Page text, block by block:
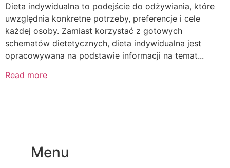
Dieta indywidualna to podejście do odżywiania, które
uwzględnia konkretne potrzeby, preferencje i cele
każdej osoby. Zamiast korzystać z gotowych
schematów dietetycznych, dieta indywidualna jest
opracowywana na podstawie informacji na temat...
Read more
Menu